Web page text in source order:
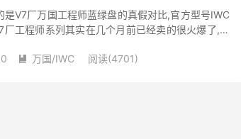
V7厂万国工程师蓝绿盘的真假对比,官方型号IWC
工程师系列其实在几个月前已经卖的很火爆了,尤
 万国/IWC 阅读(4701)